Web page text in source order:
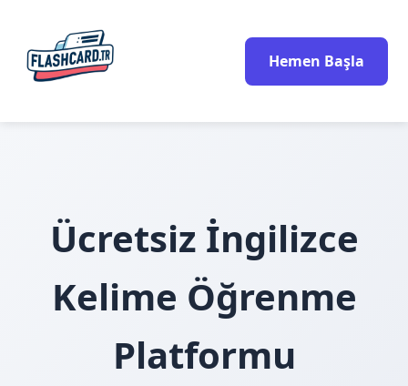
Hemen Başla
Ücretsiz İngilizce
Kelime Öğrenme
Platformu